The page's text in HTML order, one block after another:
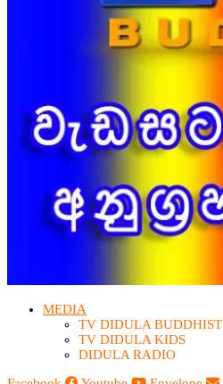
MEDIA
TV DIDULA BUDDHIST​
TV DIDULA KIDS
DIDULA RADIO